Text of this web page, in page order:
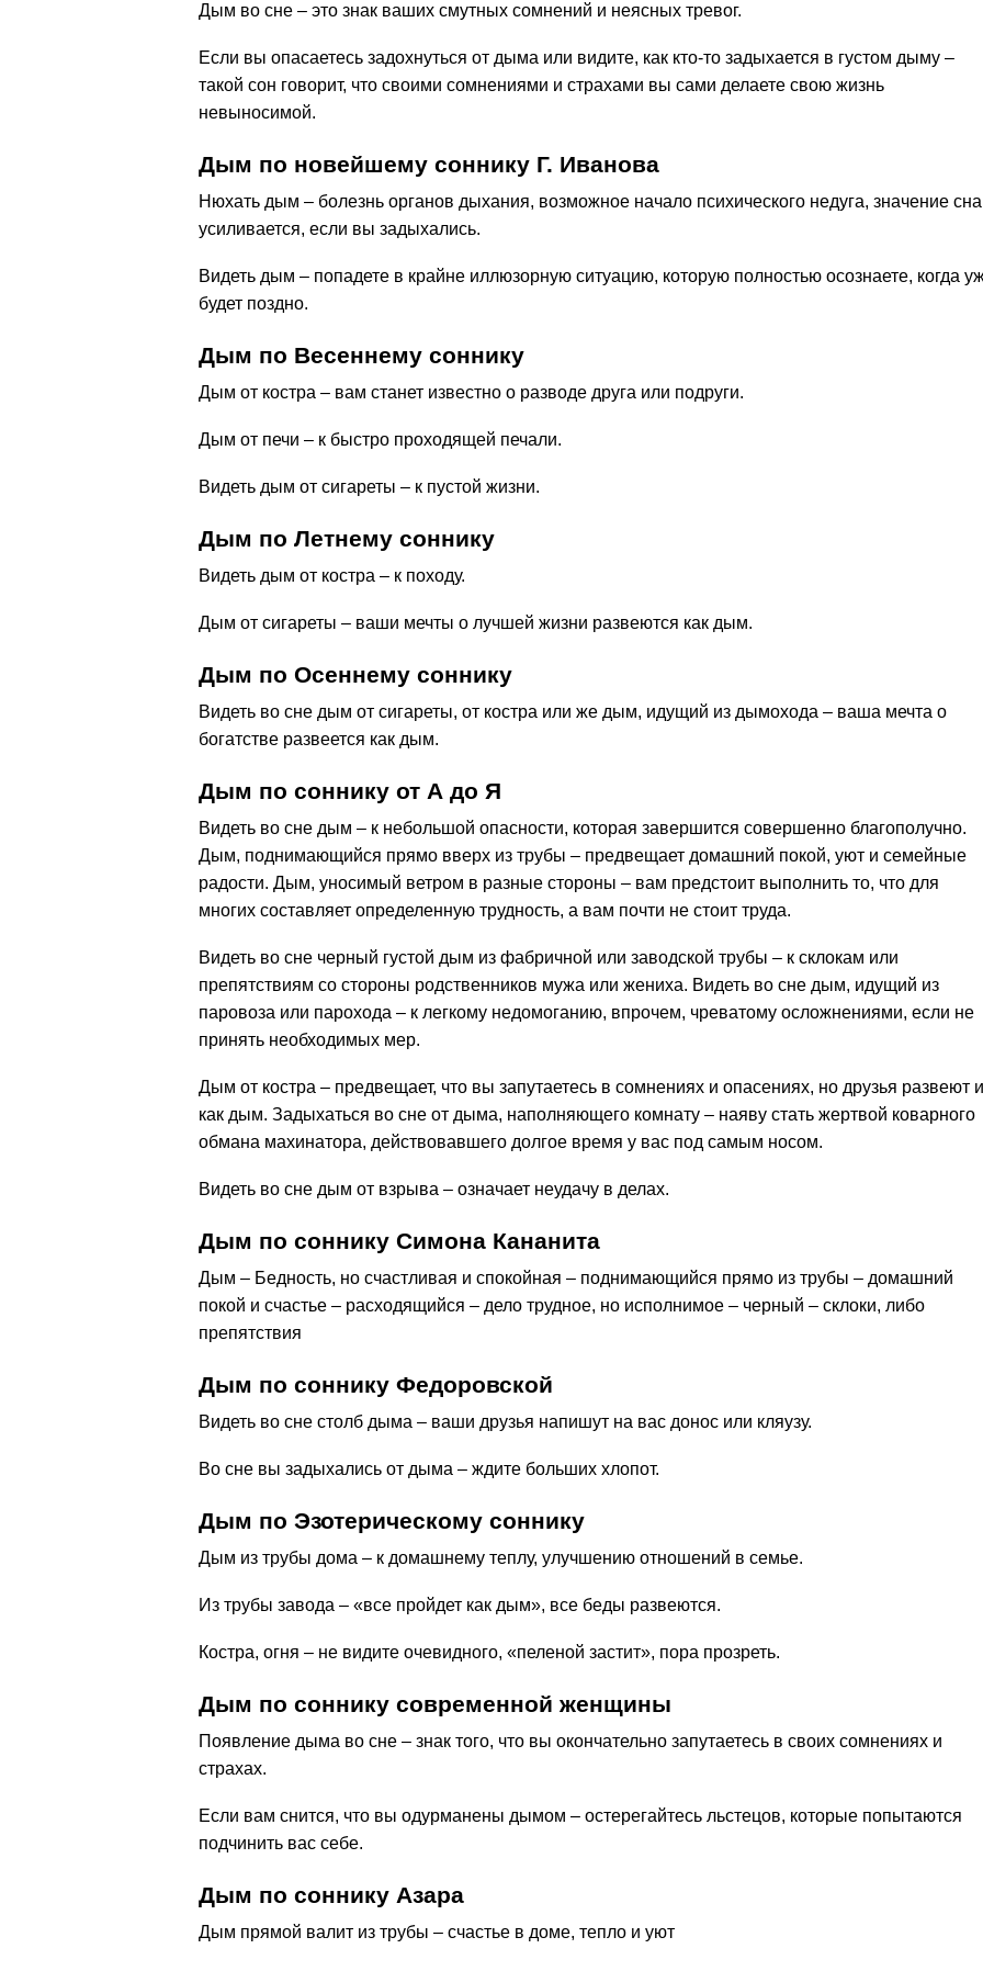
Дым во сне – это знак ваших смутных сомнений и неясных тревог.
Если вы опасаетесь задохнуться от дыма или видите, как кто-то задыхается в густом дыму –
такой сон говорит, что своими сомнениями и страхами вы сами делаете свою жизнь
невыносимой.
Дым по новейшему соннику Г. Иванова
Нюхать дым – болезнь органов дыхания, возможное начало психического недуга, значение сна
усиливается, если вы задыхались.
Видеть дым – попадете в крайне иллюзорную ситуацию, которую полностью осознаете, когда
будет поздно.
Дым по Весеннему соннику
Дым от костра – вам станет известно о разводе друга или подруги.
Дым от печи – к быстро проходящей печали.
Видеть дым от сигареты – к пустой жизни.
Дым по Летнему соннику
Видеть дым от костра – к походу.
Дым от сигареты – ваши мечты о лучшей жизни развеются как дым.
Дым по Осеннему соннику
Видеть во сне дым от сигареты, от костра или же дым, идущий из дымохода – ваша мечта о
богатстве развеется как дым.
Дым по соннику от А до Я
Видеть во сне дым – к небольшой опасности, которая завершится совершенно благополучно.
Дым, поднимающийся прямо вверх из трубы – предвещает домашний покой, уют и семейные
радости. Дым, уносимый ветром в разные стороны – вам предстоит выполнить то, что для
многих составляет определенную трудность, а вам почти не стоит труда.
Видеть во сне черный густой дым из фабричной или заводской трубы – к склокам или
препятствиям со стороны родственников мужа или жениха. Видеть во сне дым, идущий из
паровоза или парохода – к легкому недомоганию, впрочем, чреватому осложнениями, если не
принять необходимых мер.
Дым от костра – предвещает, что вы запутаетесь в сомнениях и опасениях, но друзья развеют
как дым. Задыхаться во сне от дыма, наполняющего комнату – наяву стать жертвой коварного
обмана махинатора, действовавшего долгое время у вас под самым носом.
Видеть во сне дым от взрыва – означает неудачу в делах.
Дым по соннику Симона Кананита
Дым – Бедность, но счастливая и спокойная – поднимающийся прямо из трубы – домашний
покой и счастье – расходящийся – дело трудное, но исполнимое – черный – склоки, либо
препятствия
Дым по соннику Федоровской
Видеть во сне столб дыма – ваши друзья напишут на вас донос или кляузу.
Во сне вы задыхались от дыма – ждите больших хлопот.
Дым по Эзотерическому соннику
Дым из трубы дома – к домашнему теплу, улучшению отношений в семье.
Из трубы завода – «все пройдет как дым», все беды развеются.
Костра, огня – не видите очевидного, «пеленой застит», пора прозреть.
Дым по соннику современной женщины
Появление дыма во сне – знак того, что вы окончательно запутаетесь в своих сомнениях и
страхах.
Если вам снится, что вы одурманены дымом – остерегайтесь льстецов, которые попытаются
подчинить вас себе.
Дым по соннику Азара
Дым прямой валит из трубы – счастье в доме, тепло и уют